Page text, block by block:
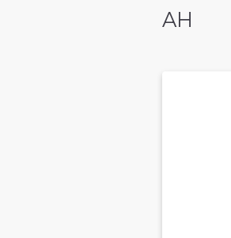
AH